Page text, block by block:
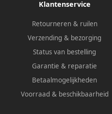
Klantenservice
Retourneren & ruilen
Verzending & bezorging
Status van bestelling
Garantie & reparatie
Betaalmogelijkheden
Voorraad & beschikbaarheid